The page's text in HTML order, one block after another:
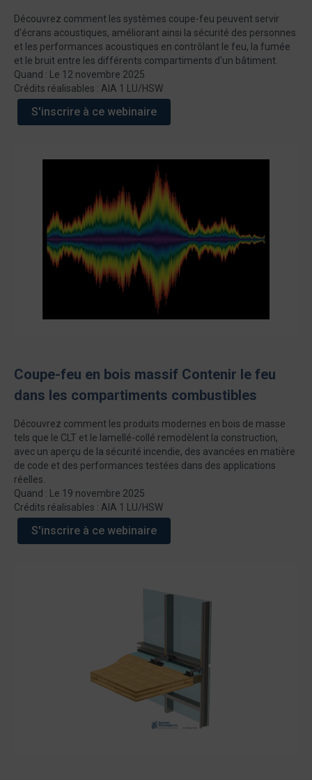
Découvrez comment les systèmes coupe-feu peuvent servir
d'écrans acoustiques, améliorant ainsi la sécurité des personnes
et les performances acoustiques en contrôlant le feu, la fumée
et le bruit entre les différents compartiments d'un bâtiment.
Quand : Le 12 novembre 2025
Crédits réalisables : AIA 1 LU/HSW
S'inscrire à ce webinaire
Coupe-feu en bois massif Contenir le feu
dans les compartiments combustibles
Découvrez comment les produits modernes en bois de masse
tels que le CLT et le lamellé-collé remodèlent la construction,
avec un aperçu de la sécurité incendie, des avancées en matière
de code et des performances testées dans des applications
réelles.
Quand : Le 19 novembre 2025
Crédits réalisables : AIA 1 LU/HSW
S'inscrire à ce webinaire